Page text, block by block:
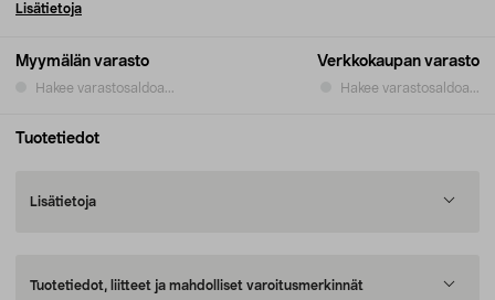
Myymälän varasto
Hakee varastosaldoa...
Verkkokaupan varasto
Hakee varastosaldoa...
Lisätietoja
Tuotetiedot
Lisätietoja
Tuotetiedot, liitteet ja mahdolliset varoitusmerkinnät